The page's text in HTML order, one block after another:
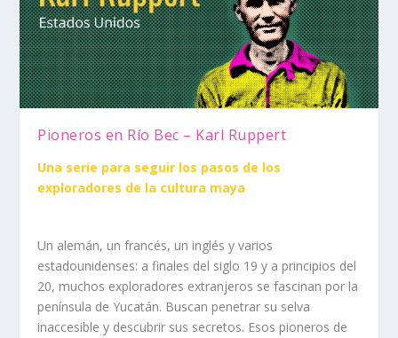
Pioneros en Río Bec – Karl Ruppert
Una serie para seguir los pasos de los
exploradores de la cultura maya
Un alemán, un francés, un inglés y varios
estadounidenses: a finales del siglo 19 y a principios del
20, muchos exploradores extranjeros se fascinan por la
península de Yucatán. Buscan penetrar su selva
inaccesible y descubrir sus secretos. Esos pioneros de